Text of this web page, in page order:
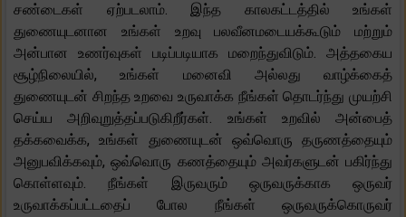
சண்டைகள் ஏற்படலாம். இந்த காலகட்டத்தில் உங்கள்
துணையுடனான உங்கள் உறவு பலவீனமடையக்கூடும் மற்றும்
அன்பான உணர்வுகள் படிப்படியாக மறைந்துவிடும். அத்தகைய
சூழ்நிலையில், உங்கள் மனைவி அல்லது வாழ்க்கைத்
துணையுடன் சிறந்த உறவை உருவாக்க நீங்கள் தொடர்ந்து முயற்சி
செய்ய அறிவுறுத்தப்படுகிறீர்கள். உங்கள் உறவில் அன்பைத்
தக்கவைக்க, உங்கள் துணையுடன் ஒவ்வொரு தருணத்தையும்
அனுபவிக்கவும், ஒவ்வொரு கணத்தையும் அவர்களுடன் பகிர்ந்து
கொள்ளவும். நீங்கள் இருவரும் ஒருவருக்காக ஒருவர்
உருவாக்கப்பட்டதைப் போல நீங்கள் ஒருவருக்கொருவர்